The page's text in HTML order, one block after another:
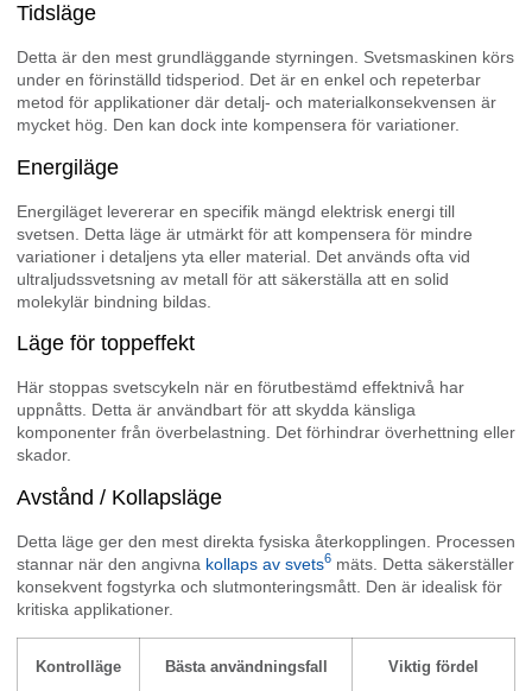
Tidsläge
Detta är den mest grundläggande styrningen. Svetsmaskinen körs
under en förinställd tidsperiod. Det är en enkel och repeterbar
metod för applikationer där detalj- och materialkonsekvensen är
mycket hög. Den kan dock inte kompensera för variationer.
Energiläge
Energiläget levererar en specifik mängd elektrisk energi till
svetsen. Detta läge är utmärkt för att kompensera för mindre
variationer i detaljens yta eller material. Det används ofta vid
ultraljudssvetsning av metall för att säkerställa att en solid
molekylär bindning bildas.
Läge för toppeffekt
Här stoppas svetscykeln när en förutbestämd effektnivå har
uppnåtts. Detta är användbart för att skydda känsliga
komponenter från överbelastning. Det förhindrar överhettning eller
skador.
Avstånd / Kollapsläge
Detta läge ger den mest direkta fysiska återkopplingen. Processen
stannar när den angivna kollaps av svets6 mäts. Detta säkerställer
konsekvent fogstyrka och slutmonteringsmått. Den är idealisk för
kritiska applikationer.
Kontrolläge Bästa användningsfall Viktig fördel